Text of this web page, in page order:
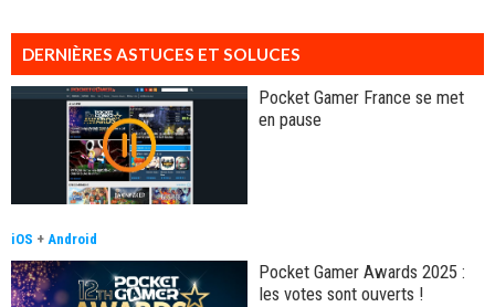
DERNIÈRES ASTUCES ET SOLUCES
Pocket Gamer France se met
en pause
iOS + Android
Pocket Gamer Awards 2025 :
les votes sont ouverts !